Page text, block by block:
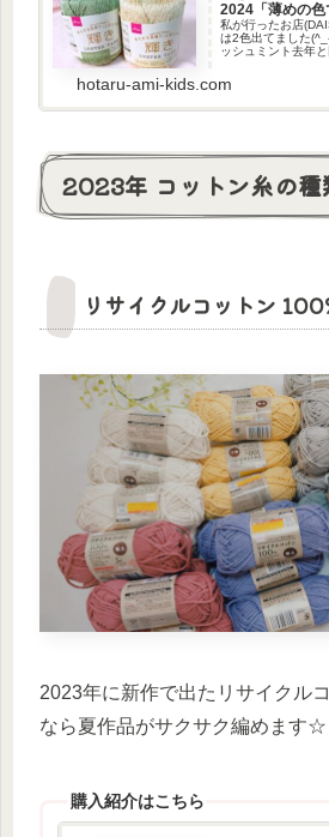
2024「薄めの色
私が行ったお店
は2色出てました
ッシュミント去年
は柔らかい感じの
リと思いま...
hotaru-ami-kids.com
2023年 コットン糸の種
リサイクルコットン
2023年に新作で出たリサイクル
なら夏作品がサクサク編めます☆
購入紹介はこちら